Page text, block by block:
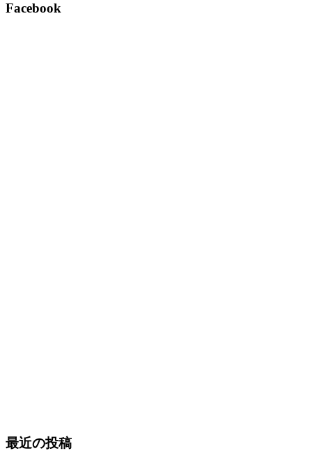
Facebook
最近の投稿